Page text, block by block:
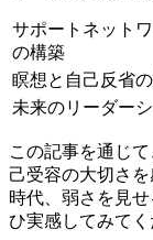
サポートネット
の構築
瞑想と自己反省
未来のリーダー
この記事を通じ
己受容の大切さ
時代、弱さを見
ひ実感してみてく